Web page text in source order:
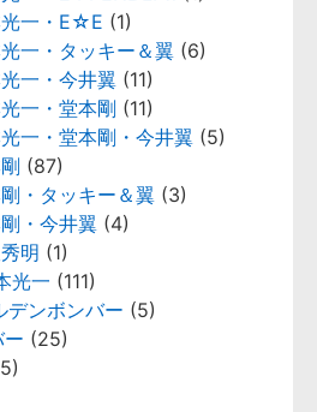
一・E☆E (1)
一・タッキー＆翼 (6)
一・今井翼 (11)
一・堂本剛 (11)
一・堂本剛・今井翼 (5)
(87)
・タッキー＆翼 (3)
・今井翼 (4)
明 (1)
光一 (111)
デンボンバー (5)
(25)